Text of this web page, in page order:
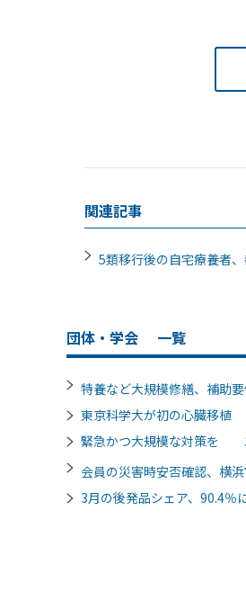
関連記事
5類移行後の自宅療養者
団体・学会 一覧
特養など大規模修繕、補
東京科学大が初の心臓移
緊急かつ大規模な対策を
会員の災害時安否確認、
3月の後発品シェア、90.4